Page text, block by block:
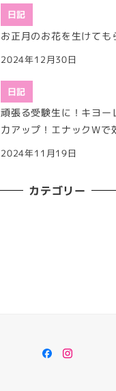
日記
お正月のお花を生けても
2024年12月30日
日記
頑張る受験生に！キヨー
力アップ！エナックWで
2024年11月19日
カテゴリー
Facebook